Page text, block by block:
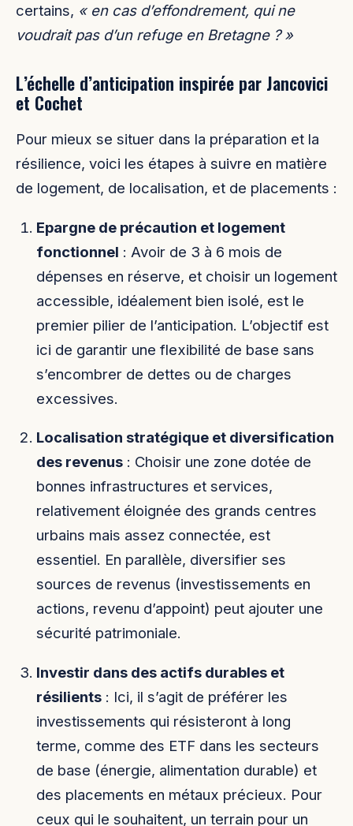
certains, « en cas d’effondrement, qui ne
voudrait pas d’un refuge en Bretagne ? »
L’échelle d’anticipation inspirée par Jancovici
et Cochet
Pour mieux se situer dans la préparation et la
résilience, voici les étapes à suivre en matière
de logement, de localisation, et de placements :
Epargne de précaution et logement
fonctionnel : Avoir de 3 à 6 mois de
dépenses en réserve, et choisir un logement
accessible, idéalement bien isolé, est le
premier pilier de l’anticipation. L’objectif est
ici de garantir une flexibilité de base sans
s’encombrer de dettes ou de charges
excessives.
Localisation stratégique et diversification
des revenus: Choisir une zone dotée de
bonnes infrastructures et services,
relativement éloignée des grands centres
urbains mais assez connectée, est
essentiel. En parallèle, diversifier ses
sources de revenus (investissements en
actions, revenu d’appoint) peut ajouter une
sécurité patrimoniale.
Investir dans des actifs durables et
résilients: Ici, il s’agit de préférer les
investissements qui résisteront à long
terme, comme des ETF dans les secteurs
de base (énergie, alimentation durable) et
des placements en métaux précieux. Pour
ceux qui le souhaitent, un terrain pour un